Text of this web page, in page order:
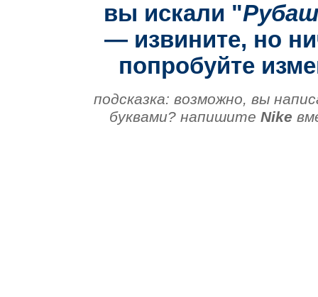
вы искали "
— извините, но
попробуйте
подсказка: возможно, вы
буквами? напишите Nike